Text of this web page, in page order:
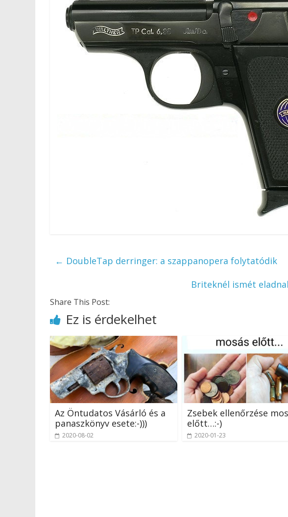
← DoubleTap derringer: a szappanopera folytatódik
Briteknél ismét
Share This Post:
Ez is érdekelhet
Az Öntudatos Vásárló és a
panaszkönyv esete:-)))
2020-08-02
Zsebek ellenőrzése
előtt…:-)
2020-01-23